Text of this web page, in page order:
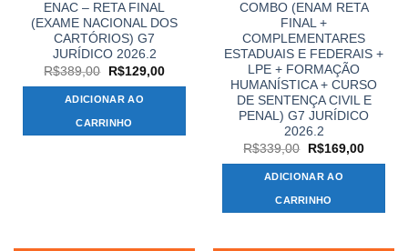
ENAC – RETA FINAL
(EXAME NACIONAL DOS
CARTÓRIOS) G7
JURÍDICO 2026.2
R$389,00
O
original
era:
R$389,00.
R$129,00O
ADICIONAR AO
CARRINHO
COMBO (ENAM RETA
FINAL +
COMPLEMENTARES
ESTADUAIS E FEDERAIS +
LPE + FORMAÇÃO
HUMANÍSTICA + CURSO
DE SENTENÇA CIVIL E
PENAL) G7 JURÍDICO
2026.2
R$339,00
O
original
era:
R$339,00.
R$169,00O
ADICIONAR AO
CARRINHO